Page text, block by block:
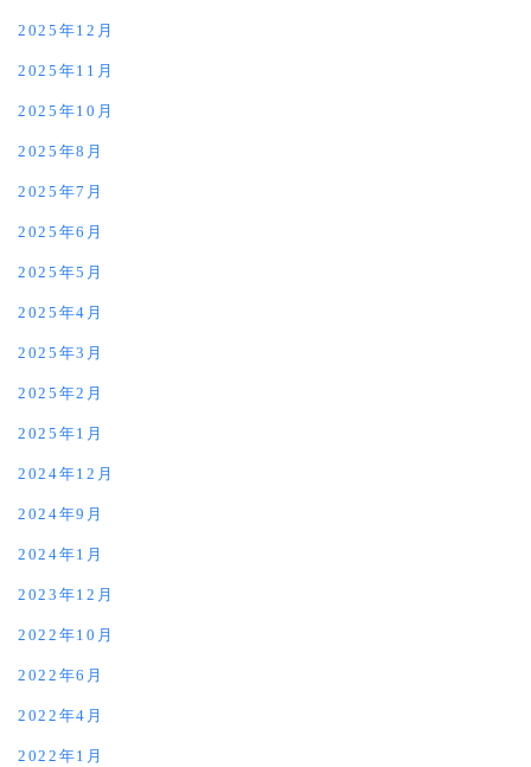
2025年12月
2025年11月
2025年10月
2025年8月
2025年7月
2025年6月
2025年5月
2025年4月
2025年3月
2025年2月
2025年1月
2024年12月
2024年9月
2024年1月
2023年12月
2022年10月
2022年6月
2022年4月
2022年1月